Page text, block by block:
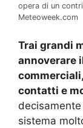
opera di un
Meteoweek.com
Trai grandi
annoverare
contatti e
sistema